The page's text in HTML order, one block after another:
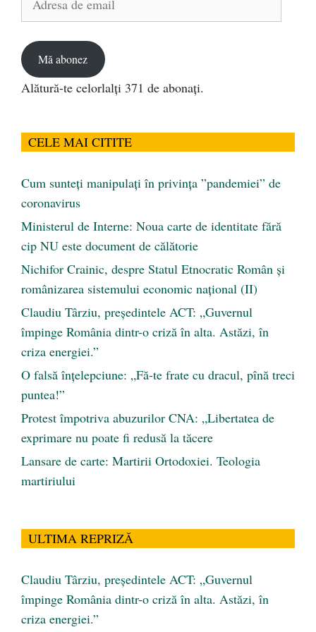
Mă abonez
Alătură-te celorlalți 371 de abonați.
CELE MAI CITITE
Cum sunteți manipulați în privința ”pandemiei” de
coronavirus
Ministerul de Interne: Noua carte de identitate fără
cip NU este document de călătorie
Nichifor Crainic, despre Statul Etnocratic Român şi
românizarea sistemului economic naţional (II)
Claudiu Târziu, președintele ACT: „Guvernul
împinge România dintr-o criză în alta. Astăzi, în
criza energiei.”
O falsă înțelepciune: „Fă-te frate cu dracul, pînă treci
puntea!”
Protest împotriva abuzurilor CNA: „Libertatea de
exprimare nu poate fi redusă la tăcere
Lansare de carte: Martirii Ortodoxiei. Teologia
martiriului
ULTIMA REPRIZĂ
Claudiu Târziu, președintele ACT: „Guvernul
împinge România dintr-o criză în alta. Astăzi, în
criza energiei.”